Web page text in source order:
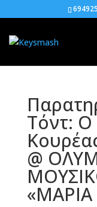
Τόντ: Ο
@